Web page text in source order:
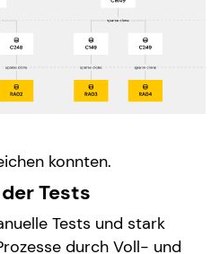
konnten.
Tests
Tests und stark
durch Voll- und